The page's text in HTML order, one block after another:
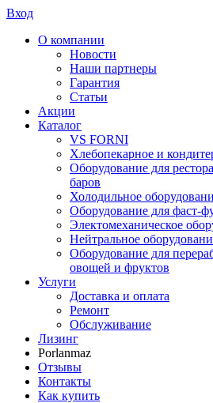
Вход
О компании
Новости
Наши партнеры
Гарантия
Статьи
Акции
Каталог
VS FORNI
Хлебопекарное и
Оборудование для
баров
Холодильное
Оборудование для фаст-
Электомеханическое
Нейтральное
Оборудование для
овощей и фруктов
Услуги
Доставка и оплата
Ремонт
Обслуживание
Лизинг
Porlanmaz
Отзывы
Контакты
Как купить